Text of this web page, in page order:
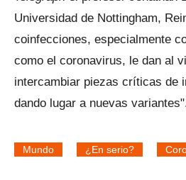
Universidad de Nottingham,
coinfecciones, especialmente
como el coronavirus, le dan al
intercambiar piezas críticas de
dando lugar a nuevas
Mundo ¿En serio?